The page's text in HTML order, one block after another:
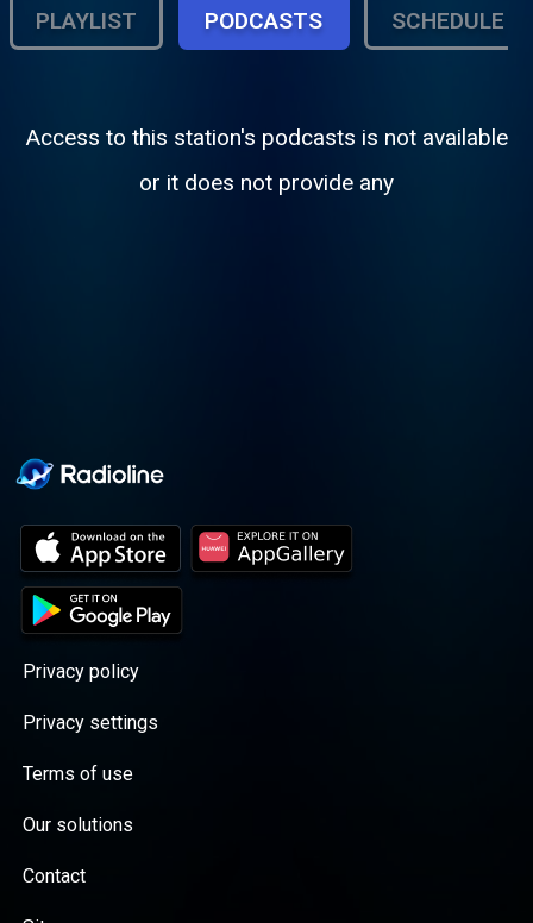
PLAYLIST PODCASTS SCHEDULE
Access to this station's podcasts is not available
or it does not provide any
Privacy policy
Privacy settings
Terms of use
Our solutions
Contact